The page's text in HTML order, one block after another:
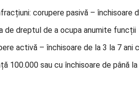
corupere pasivă – închisoare
de dreptul de a ocupa anumite funcții
activă – închisoare de la 3 la 7 ani
100.000 sau cu închisoare de până